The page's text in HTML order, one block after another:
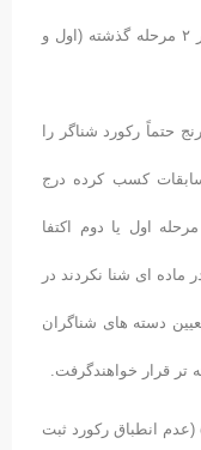
رکورد ثبت شده شناگر(Best Time) در ۲ مرحله گذشته (اول و
حتماً رکورد شناگر را
کسب کرده درج
اول یا دوم اکتفا
ماده ای شنا نکردند در
دسته های شناگران
تر قرار خواهندگرفت.
: در صورت عدم رعایت اجرای ماده ۵ (عدم انطباق رکورد ثبت